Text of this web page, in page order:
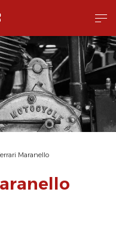
Maranello